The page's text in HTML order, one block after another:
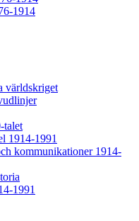
1914
världskriget
talet
1914-1991
kommunikationer 1914-
1991